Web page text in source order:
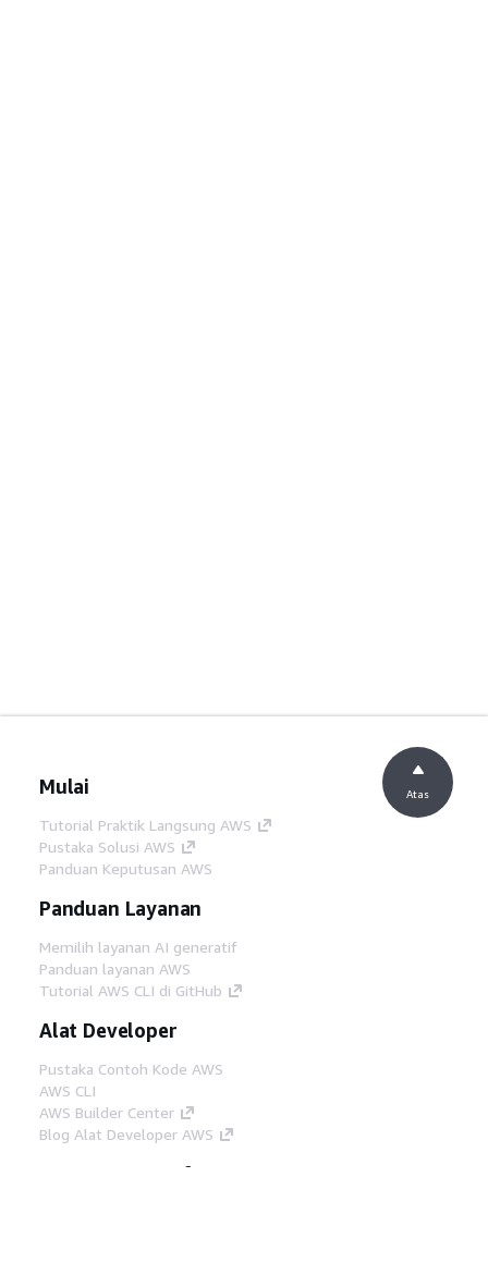
Mulai
Tutorial Praktik Langsung AWS
Pustaka Solusi AWS
Panduan Keputusan AWS
Panduan Layanan
Memilih layanan AI generatif
Panduan layanan AWS
Tutorial AWS CLI di GitHub
Alat Developer
Pustaka Contoh Kode AWS
AWS CLI
AWS Builder Center
Blog Alat Developer AWS
Tautan Bermanfaat
Atas